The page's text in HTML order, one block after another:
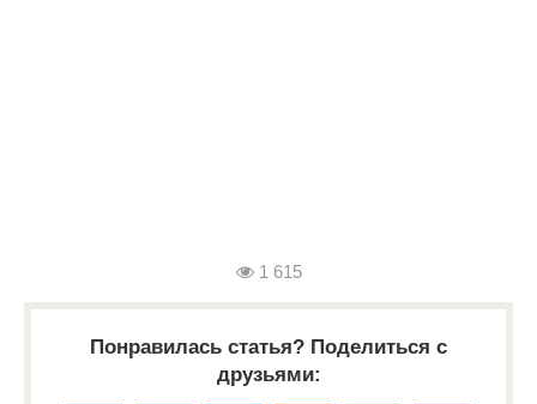
1 615
Понравилась статья? Поделиться с
друзьями: